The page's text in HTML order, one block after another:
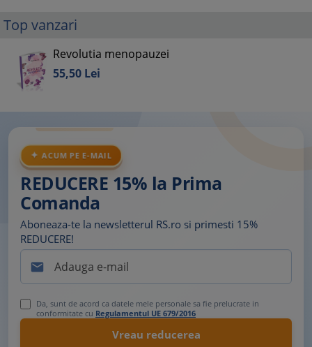
Top vanzari
Revolutia menopauzei
55,50 Lei
ACUM PE E-MAIL
REDUCERE 15% la Prima
Comanda
Aboneaza-te la newsletterul RS.ro si primesti 15%
REDUCERE!

Da, sunt de acord ca datele mele personale sa fie prelucrate in
conformitate cu Regulamentul UE 679/2016